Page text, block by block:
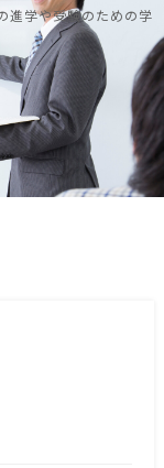
進学や受験のための学